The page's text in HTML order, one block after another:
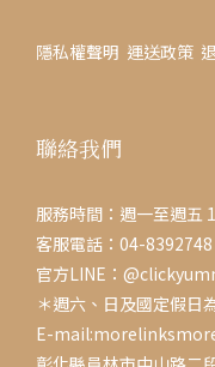
隱私權聲明 運送政策
聯絡我們
服務時間：週一至週五
客服電話：04-8392748
官方LINE：
＊週六、日及國定假日
E-